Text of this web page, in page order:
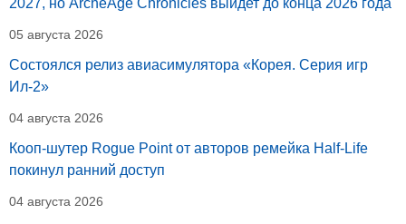
2027, но ArcheAge Chronicles выйдет до конца 2026 года
05 августа 2026
Состоялся релиз авиасимулятора «Корея. Серия игр
Ил-2»
04 августа 2026
Кооп-шутер Rogue Point от авторов ремейка Half-Life
покинул ранний доступ
04 августа 2026